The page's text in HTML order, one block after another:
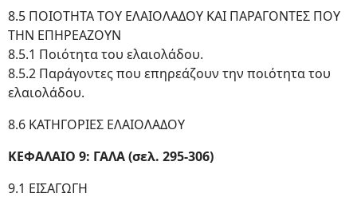
8.5 ΠΟΙΟΤΗΤΑ ΤΟΥ ΕΛΑΙΟΛΑΔΟΥ ΚΑΙ ΠΑΡΑΓΟΝΤΕΣ ΠΟΥ
ΤΗΝ ΕΠΗΡΕΑΖΟΥΝ
8.5.1 Ποιότητα του ελαιολάδου.
8.5.2 Παράγοντες που επηρεάζουν την ποιότητα του
ελαιολάδου.
8.6 ΚΑΤΗΓΟΡΙΕΣ ΕΛΑΙΟΛΑΔΟΥ
ΚΕΦΑΛΑΙΟ 9: ΓΑΛΑ (σελ. 295-306)
9.1 ΕΙΣΑΓΩΓΗ